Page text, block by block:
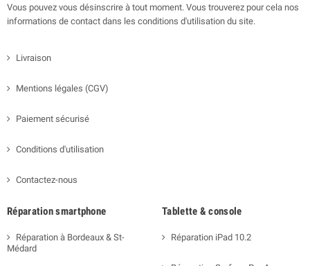
Vous pouvez vous désinscrire à tout moment. Vous trouverez pour cela nos
informations de contact dans les conditions d'utilisation du site.
Livraison
Mentions légales (CGV)
Paiement sécurisé
Conditions d'utilisation
Contactez-nous
Réparation smartphone
Réparation à Bordeaux & St-
Médard
Tablette & console
Réparation iPad 10.2